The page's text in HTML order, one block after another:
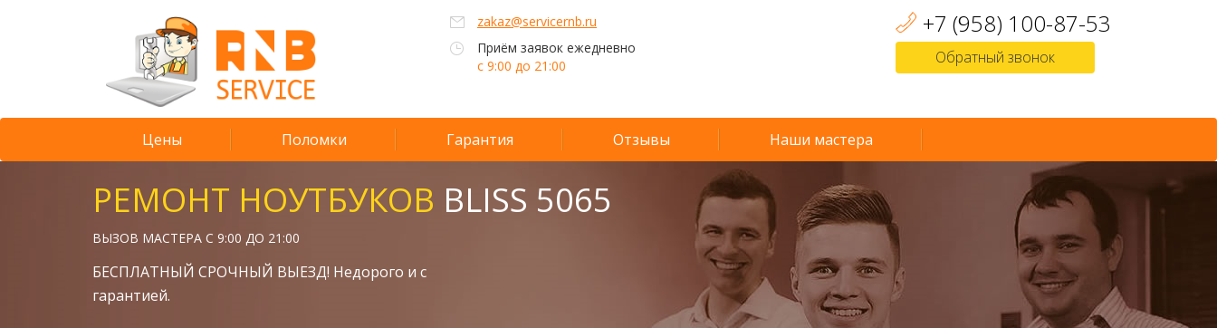
zakaz@servicernb.ru
Приём заявок ежедневно
с 9:00 до 21:00
+7 (958) 100-87-53
Обратный звонок
Цены Поломки Гарантия Отзывы Наши мастера
РЕМОНТ НОУТБУКОВ BLISS 5065
ВЫЗОВ МАСТЕРА С 9:00 ДО 21:00
БЕСПЛАТНЫЙ СРОЧНЫЙ ВЫЕЗД! Недорого и с
гарантией.